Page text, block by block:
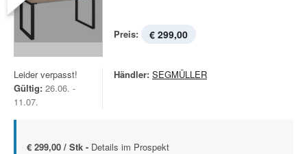
Preis: € 299,00
Leider verpasst!
Gültig: 26.06. -
11.07.
Händler: SEGMÜLLER
€ 299,00 / Stk - Details im Prospekt